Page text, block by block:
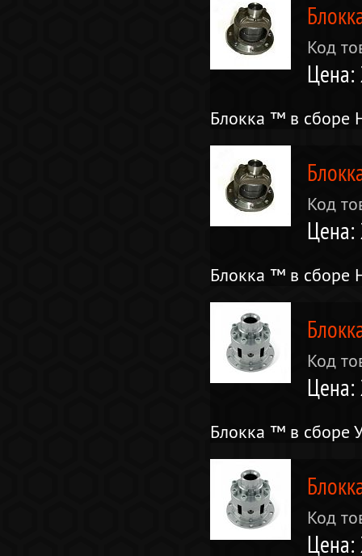
Код
Цена:
Блокка ™ в
Код
Цена:
Блокка ™ в
Код
Цена:
Блокка ™ в сборе
Код
Цена: